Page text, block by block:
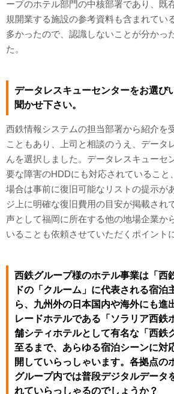
ープのホテル部門の中核部署であり、既
規開業する施設の参考資料も含まれてい
多かったので、認識しないことが分かっ
た。
データレスキューセンターをお選び
聞かせ下さい。
西鉄情報システムの担当部署から紹介を
こともあり、上司と相談のうえ、データ
んを選択しました。データレスキューセ
要な障害のHDDにも対応されていること
場合は事前に復旧可能なリストの提示が
ジ上に明確な復旧費用の目安が掲載され
声として福岡に所在する他の地場企業か
いることも依頼させていただくポイント
西鉄グループ様のホテル事業は「西
ドの「クルーム」に代表される宿泊
ら、九州外の日本国内や海外にも進
レードホテルである「ソラリア西鉄
舗シティホテルとして有名な「西鉄
至るまで、あらゆる宿泊シーンに対
開していらっしゃいます。各拠点の
グループ内では普段デジタルデータ
れていらっしゃるのでしょうか？